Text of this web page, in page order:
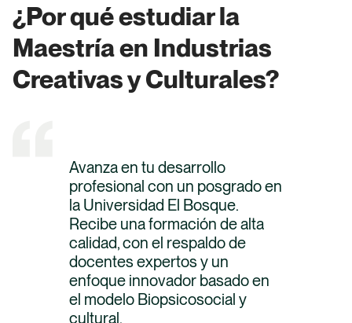
¿Por qué estudiar la
Maestría en Industrias
Creativas y Culturales?
Avanza en tu desarrollo
profesional con un posgrado en
la Universidad El Bosque.
Recibe una formación de alta
calidad, con el respaldo de
docentes expertos y un
enfoque innovador basado en
el modelo Biopsicosocial y
cultural.